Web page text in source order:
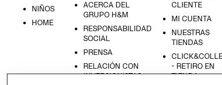
NIÑOS
HOME
ACERCA DEL
GRUPO H&M
RESPONSABILIDAD
SOCIAL
PRENSA
RELACIÓN CON
INVERSIONISTAS
CLIENTE
MI CUENTA
NUESTRAS
TIENDAS
- RETIRO EN
TIENDA